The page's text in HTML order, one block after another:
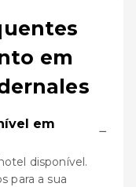
em
em
−
disponível.
para a sua